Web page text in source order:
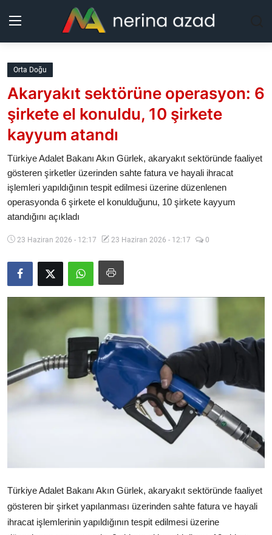
Kurdistan
Bölgeler
Yaşam
Güncel
Analiz
Makaleler
Video
Yazarlar
İletişim
Orta Doğu
Akaryakıt sektörüne operasyon: 6
şirkete el konuldu, 10 şirkete
kayyum atandı
Türkiye Adalet Bakanı Akın Gürlek, akaryakıt sektöründe faaliyet
gösteren şirketler üzerinden sahte fatura ve hayali ihracat
işlemleri yapıldığının tespit edilmesi üzerine düzenlenen
operasyonda 6 şirkete el konulduğunu, 10 şirkete kayyum
atandığını açıkladı
23 Haziran 2026 - 12:17 23 Haziran 2026 - 12:17 0
Türkiye Adalet Bakanı Akın Gürlek, akaryakıt sektöründe faaliyet
gösteren bir şirket yapılanması üzerinden sahte fatura ve hayali
ihracat işlemlerinin yapıldığının tespit edilmesi üzerine